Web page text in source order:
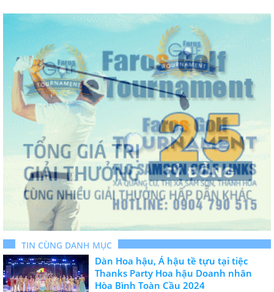
TIN CÙNG DANH MỤC
Dàn Hoa hậu, Á hậu tề tựu tại tiệc
Thanks Party Hoa hậu Doanh nhân
Hòa Bình Toàn Cầu 2024